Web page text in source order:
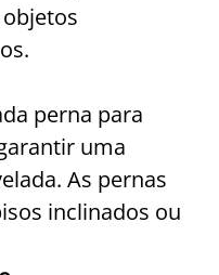
perna para
uma
As pernas
inclinados ou